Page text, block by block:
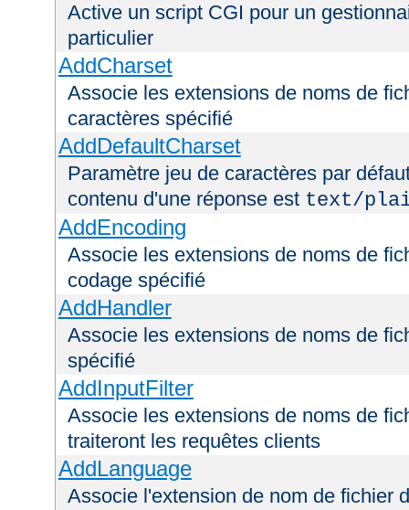
Active un script CGI pour un
particulier
AddCharset
Associe les extensions de noms de
caractères spécifié
AddDefaultCharset
Paramètre jeu de caractères par
contenu d'une réponse est text/
AddEncoding
Associe les extensions de noms de
codage spécifié
AddHandler
Associe les extensions de noms de
spécifié
AddInputFilter
Associe les extensions de noms de
traiteront les requêtes clients
AddLanguage
Associe l'extension de nom de fichier